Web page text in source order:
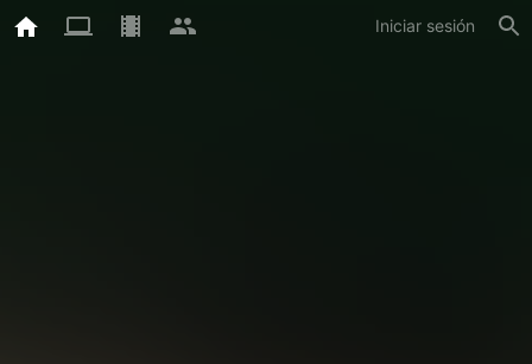
Iniciar sesión